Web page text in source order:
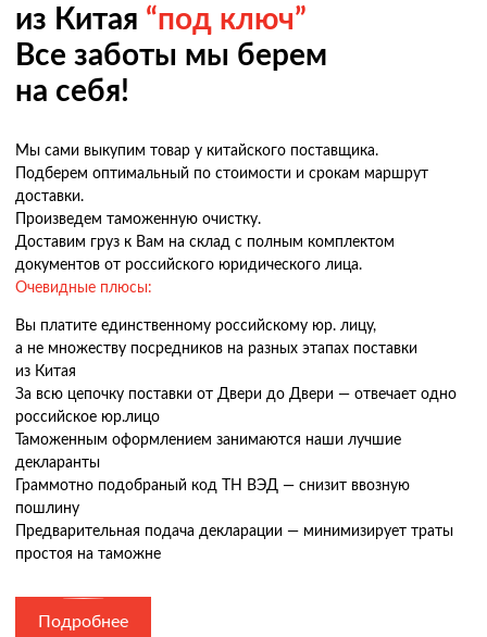
из Китая “под ключ”
Все заботы мы берем
на себя!
Мы сами выкупим товар у китайского поставщика.
Подберем оптимальный по стоимости и срокам маршрут
доставки.
Произведем таможенную очистку.
Доставим груз к Вам на склад с полным комплектом
документов от российского юридического лица.
Очевидные плюсы:
Вы платите единственному российскому юр. лицу,
а не множеству посредников на разных этапах поставки
из Китая
За всю цепочку поставки от Двери до Двери — отвечает одно
российское юр.лицо
Таможенным оформлением занимаются наши лучшие
декларанты
Граммотно подобраный код ТН ВЭД — снизит ввозную
пошлину
Предварительная подача декларации — минимизирует траты
простоя на таможне
Подробнее